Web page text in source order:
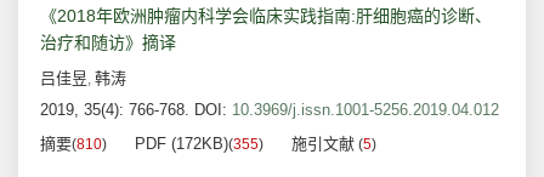
《2018年欧洲肿瘤内科学会临床实践指南:肝细胞癌的诊断、
治疗和随访》摘译
吕佳昱, 韩涛
2019, 35(4): 766-768. DOI: 10.3969/j.issn.1001-5256.2019.04.012
摘要(810) PDF (172KB)(355) 施引文献 (5)